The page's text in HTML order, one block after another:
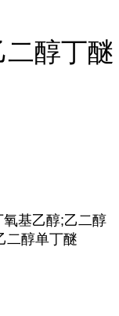
醇丁醚
基乙醇;乙二醇
二醇单丁醚